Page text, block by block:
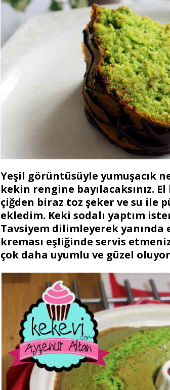
Yeşil görüntüsüyle yumuşacık
kekin rengine bayılacaksınız.
çiğden biraz toz şeker ve su ile
ekledim. Keki sodalı yaptım
Tavsiyem dilimleyerek yanında
kreması eşliğinde servis
çok daha uyumlu ve güzel